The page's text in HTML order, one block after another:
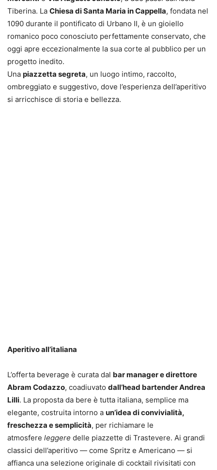
Tiberina. La Chiesa di Santa Maria in Cappella, fondata nel
1090 durante il pontificato di Urbano II, è un gioiello
romanico poco conosciuto perfettamente conservato, che
oggi apre eccezionalmente la sua corte al pubblico per un
progetto inedito.
Una piazzetta segreta, un luogo intimo, raccolto,
ombreggiato e suggestivo, dove l’esperienza dell’aperitivo
si arricchisce di storia e bellezza.
Aperitivo all’italiana
L’offerta beverage è curata dal bar manager e direttore
Abram Codazzo, coadiuvato dall’head bartender Andrea
Lilli. La proposta da bere è tutta italiana, semplice ma
elegante, costruita intorno a un’idea di convivialità,
freschezza e semplicità, per richiamare le
atmosfere leggere delle piazzette di Trastevere. Ai grandi
classici dell’aperitivo — come Spritz e Americano — si
affianca una selezione originale di cocktail rivisitati con